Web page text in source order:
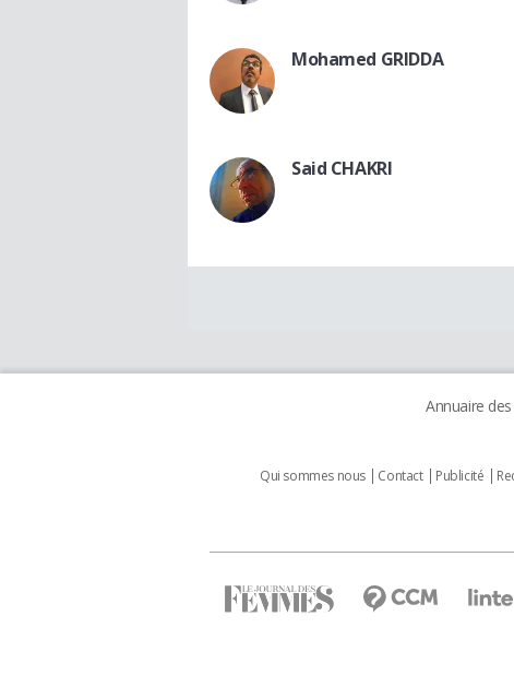
Mohamed GRIDDA
Said CHAKRI
Annuaire
Qui sommes nous Contact Publicité